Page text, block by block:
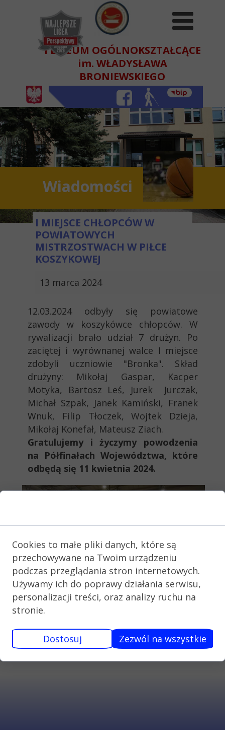
Wiadomości
13 marca 2024
I MIEJSCE CHŁOPCÓW W
POWIATOWYCH
MISTRZOSTWACH W PIŁCE
KOSZYKOWEJ
12.03.2024 odbyły się powiatowe
zawody w koszykówce chłopców. W
rywalizacji brało udział 7 drużyn. Po
zaciętej i wyrównanej walce I miejsce
zdobyli uczniowie "Bronka". Skład
drużyny: Mikołaj Gaspar, Kacper
Motyka, Bartosz Leś, Jurek Jurczak,
Michał Szpak, Janek Kamiński, Franek
Wnuk, Filip Tłoczek, Wojtek Dzieja,
Mikołaj Konefał, Mateusz Ziach.
Gratulujemy i życzymy powodzenia
na Półfinałach Województwa, które
odbędą się 11 kwietnia 2024.
I LICEUM OGÓLNOKSZTAŁCĄCE
im. WŁADYSŁAWA
BRONIEWSKIEGO
W BEŁCHATOWIE
Cookies to małe pliki danych, które są
przechowywane na Twoim urządzeniu
podczas przeglądania stron internetowych.
Używamy ich do poprawy działania serwisu,
personalizacji treści, oraz analizy ruchu na
stronie.
Dostosuj Zezwól na wszystkie